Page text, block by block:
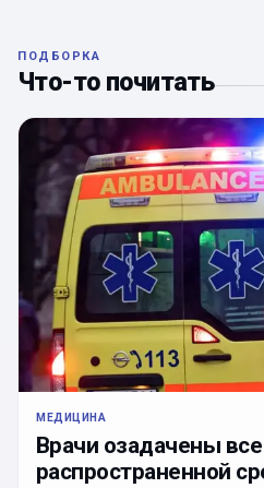
ПОДБОРКА
Что-то почитать
МЕДИЦИНА
Врачи озадачены
распространенной